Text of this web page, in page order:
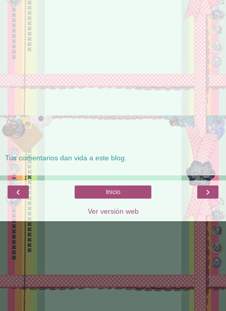
Tus comentarios dan vida a este blog.
‹ ›
Inicio
Ver versión web